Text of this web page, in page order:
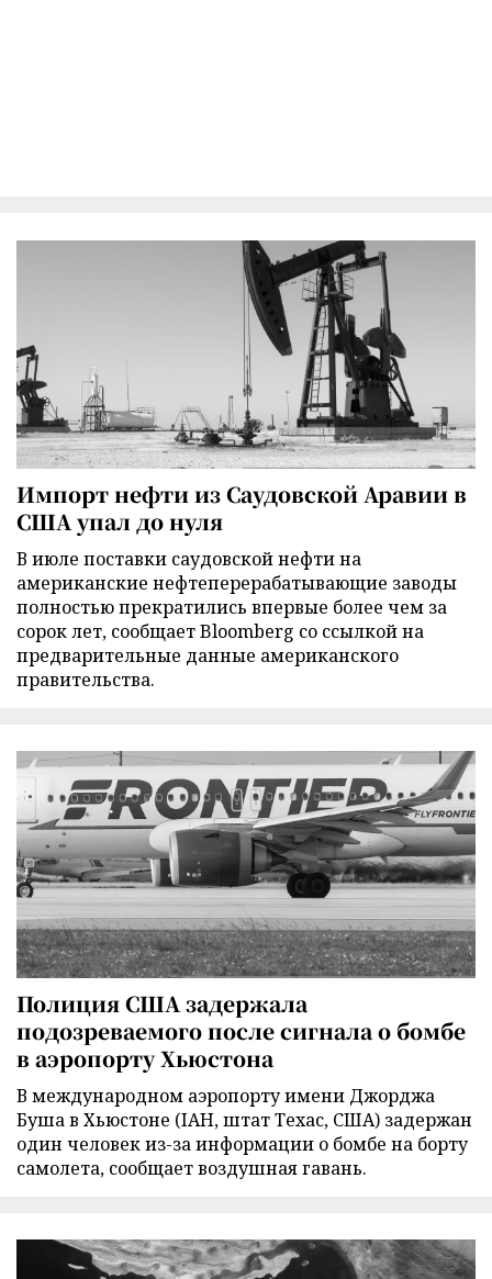
Импорт нефти из Саудовской Аравии в
США упал до нуля
В июле поставки саудовской нефти на
американские нефтеперерабатывающие заводы
полностью прекратились впервые более чем за
сорок лет, сообщает Bloomberg со ссылкой на
предварительные данные американского
правительства.
Полиция США задержала
подозреваемого после сигнала о бомбе
в аэропорту Хьюстона
В международном аэропорту имени Джорджа
Буша в Хьюстоне (IAH, штат Техас, США) задержан
один человек из-за информации о бомбе на борту
самолета, сообщает воздушная гавань.